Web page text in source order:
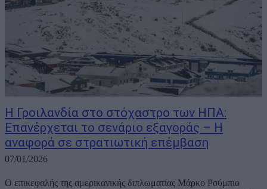
Η Γροιλανδία στο στόχαστρο των ΗΠΑ:
Eπανέρχεται το σενάριο εξαγοράς – Η
αναφορά σε στρατιωτική επέμβαση
07/01/2026
Ο επικεφαλής της αμερικανικής διπλωματίας Μάρκο Ρούμπιο